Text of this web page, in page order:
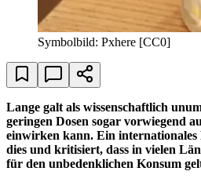
Symbolbild: Pxhere [CC0]
Lange galt als wissenschaftlich
geringen Dosen sogar vorwiegend
einwirken kann. Ein internationales
dies und kritisiert, dass in vielen
für den unbedenklichen Konsum